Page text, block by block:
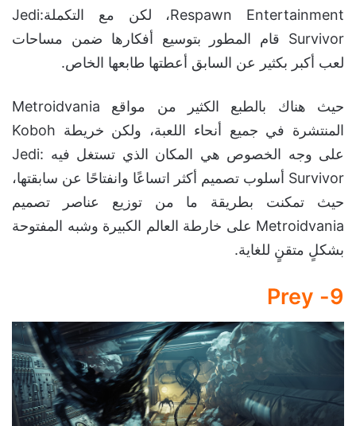
Respawn Entertainment، لكن مع التكملةJedi:
Survivor قام المطور بتوسيع أفكارها ضمن مساحات
لعب أكبر بكثير عن السابق أعطتها طابعها الخاص.
حيث هناك بالطبع الكثير من مواقع Metroidvania
المنتشرة في جميع أنحاء اللعبة، ولكن خريطة Koboh
على وجه الخصوص هي المكان الذي تستغل فيه Jedi:
Survivor أسلوب تصميم أكثر اتساعًا وانفتاحًا عن سابقتها،
حيث تمكنت بطريقة ما من توزيع عناصر تصميم
Metroidvania على خارطة العالم الكبيرة وشبه المفتوحة
بشكلٍ متقنٍ للغاية.
9- Prey